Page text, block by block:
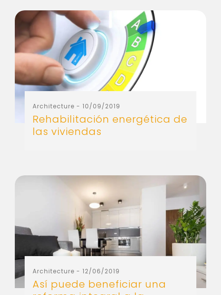
Architecture - 10/09/2019
Rehabilitación energética de
las viviendas
Architecture - 12/06/2019
Así puede beneficiar una